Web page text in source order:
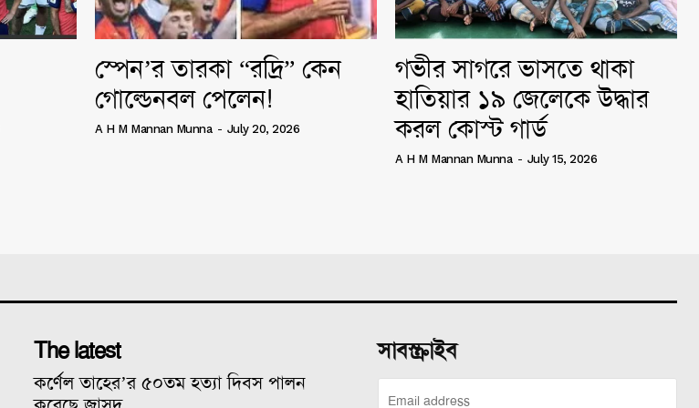
স্পেন’র তারকা “রদ্রি” কেন
গোল্ডেনবল পেলেন!
A H M Mannan Munna - July 20, 2026
গভীর সাগরে ভাসতে থাকা
হাতিয়ার ১৯ জেলেকে উদ্ধার
করল কোস্ট গার্ড
A H M Mannan Munna - July 15, 2026
The latest
কর্ণেল তাহের’র ৫০তম হত্যা দিবস পালন
সাবস্ক্রাইব